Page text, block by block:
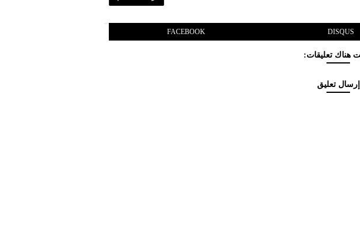
DISQUS
FACEBOOK
هناك تعليقات:
إرسال تعليق